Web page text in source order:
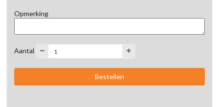
Opmerking
Aantal